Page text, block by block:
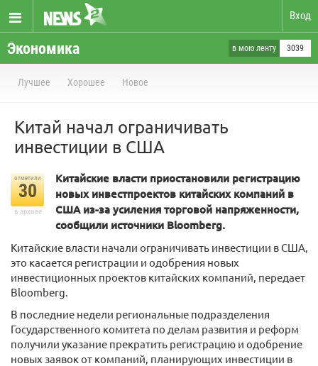
Вход
Экономика в мою ленту 3039
Лучшее Хорошее Новое
Китай начал ограничивать
инвестиции в США
отметили
30
в архиве
Китайские власти приостановили регистрацию
новых инвестпроектов китайских компаний в
США из-за усиления торговой напряженности,
сообщили источники Bloomberg.
Китайские власти начали ограничивать инвестиции в США,
это касается регистрации и одобрения новых
инвестиционных проектов китайских компаний, передает
Bloomberg.
В последние недели региональные подразделения
Государственного комитета по делам развития и реформ
получили указание прекратить регистрацию и одобрение
новых заявок от компаний, планирующих инвестиции в